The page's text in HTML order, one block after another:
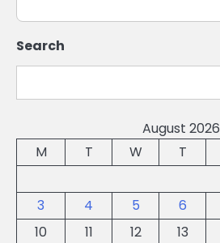
Search
August 2026
M
T W T
3
4 5 6
10
11 12 13